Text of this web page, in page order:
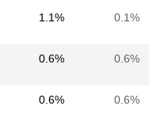
1.1% 0.1%
0.6% 0.6%
0.6% 0.6%